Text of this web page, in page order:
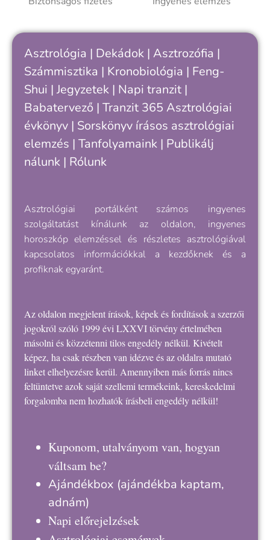
Asztrológia | Dekádok | Asztrozófia |
Számmisztika | Kronobiológia | Feng-
Shui | Jegyzetek | Napi tranzit |
Babatervező | Tranzit 365 Asztrológiai
évkönyv | Sorskönyv írásos asztrológiai
elemzés | Tanfolyamaink | Publikálj
nálunk | Rólunk
Asztrológiai portálként számos ingyenes
szolgáltatást kínálunk az oldalon, ingyenes
horoszkóp elemzéssel és részletes asztrológiával
kapcsolatos információkkal a kezdőknek és a
profiknak egyaránt.
Az oldalon megjelent írások, képek és fordítások a szerzői
jogokról szóló 1999 évi LXXVI törvény értelmében
másolni és közzétenni tilos engedély nélkül. Kivételt
képez, ha csak részben van idézve és az oldalra mutató
linket elhelyezésre kerül. Amennyiben más forrás nincs
feltüntetve azok saját szellemi termékeink, kereskedelmi
forgalomba nem hozhatók írásbeli engedély nélkül!
Kuponom, utalványom van, hogyan
váltsam be?
Ajándékbox (ajándékba kaptam,
adnám)
Napi előrejelzések